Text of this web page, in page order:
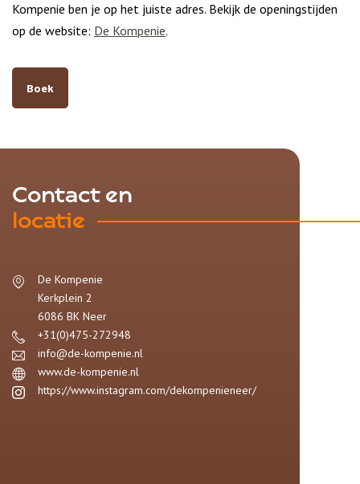
Kompenie ben je op het juiste adres. Bekijk de openingstijden
op de website: De Kompenie.
Boek
Contact en
locatie
De Kompenie
Kerkplein 2
6086 BK Neer
+31(0)475-272948
info@de-kompenie.nl
www.de-kompenie.nl
https://www.instagram.com/dekompenieneer/